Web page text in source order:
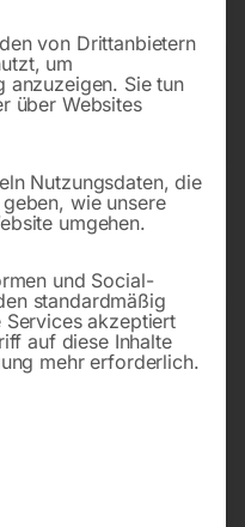
€20,00
gelten für Österreich.
den Warenkorb
zu diesem
weiter.
von Drittanbietern
um
anzuzeigen. Sie tun
über Websites
Nutzungsdaten, die
wie unsere
umgehen.
und Social-
standardmäßig
akzeptiert
auf diese Inhalte
mehr erforderlich.